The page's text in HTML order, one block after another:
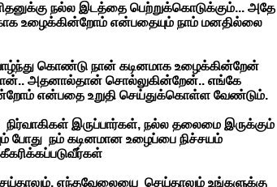
நல்ல இடத்தை பெற்றுக்கொடுக்கும்... அதே
உழைக்கின்றோம் என்பதையும் நாம் மனதில்லை
கொண்டு நான் கடினமாக உழைக்கின்றேன்
அதனால்தான் சொல்லுகின்றேன்.. எங்கே
என்பதை உறுதி செய்துக்கொள்ள வேண்டும்.
இருப்பார்கள், நல்ல தலைமை இருக்கும்
நம் கடினமான உழைப்பை நிச்சயம்
எந்தவேலையை செய்தாலும் உங்களுக்கு